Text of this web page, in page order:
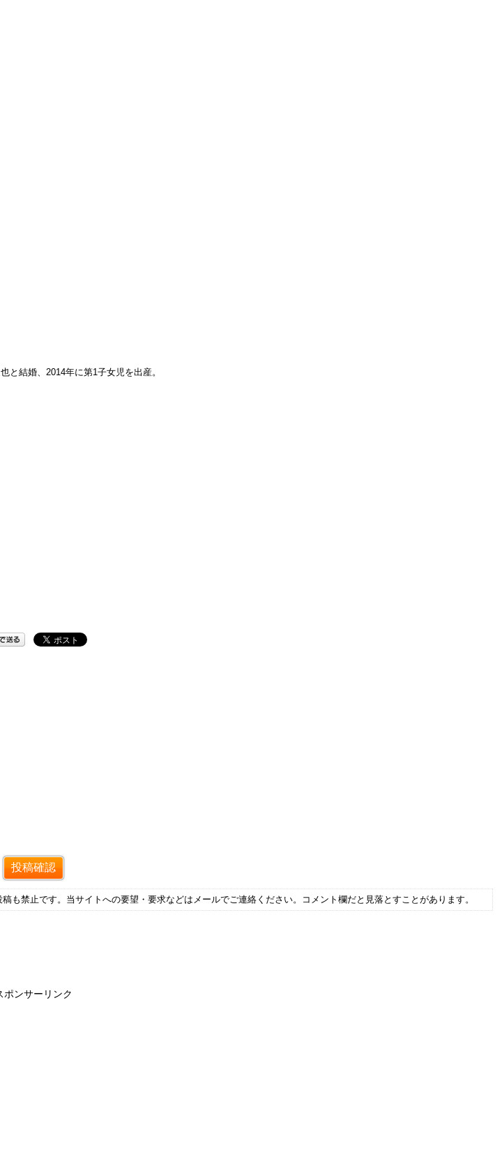
と結婚、2014年に第1子女児を出産。
禁止です。当サイトへの要望・要求などはメールでご連絡ください。コメント欄だと見落とすことがあります。
ポンサーリンク